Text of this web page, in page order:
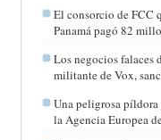
El consorcio de FCC
Panamá pagó 82
Los negocios falaces
militante de Vox,
Una peligrosa píldora
la Agencia Europea